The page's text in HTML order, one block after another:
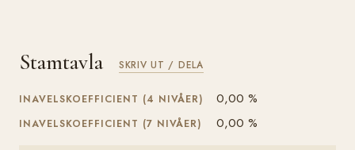
Stamtavla SKRIV UT / DELA
INAVELSKOEFFICIENT (4 NIVÅER) 0,00 %
INAVELSKOEFFICIENT (7 NIVÅER) 0,00 %